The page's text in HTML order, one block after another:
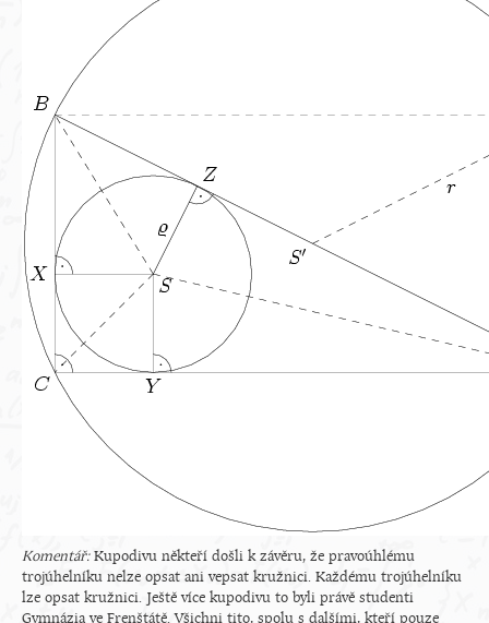
Komentář:Kupodivu někteří došli k závěru, že pravoúhlému
trojúhelníku nelze opsat ani vepsat kružnici. Každému trojúhelníku
lze opsat kružnici. Ještě více kupodivu to byli právě studenti
Gymnázia ve Frenštátě. Všichni tito, spolu s dalšími, kteří pouze